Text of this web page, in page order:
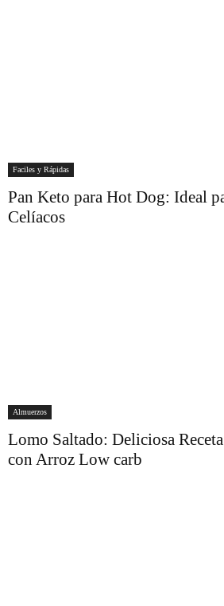
Faciles y Rápidas
Pan Keto para Hot Dog: Ideal
Celíacos
Almuerzos
Lomo Saltado: Deliciosa
con Arroz Low carb